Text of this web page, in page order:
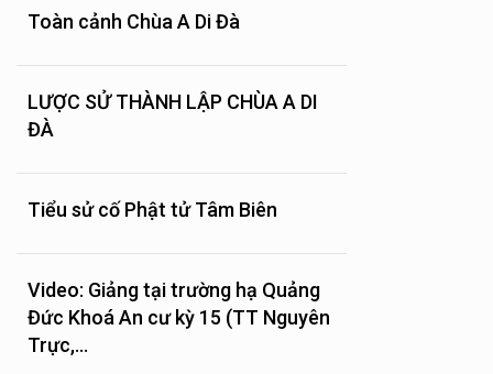
Toàn cảnh Chùa A Di Đà
LƯỢC SỬ THÀNH LẬP CHÙA A DI
ĐÀ
Tiểu sử cố Phật tử Tâm Biên
Video: Giảng tại trường hạ Quảng
Đức Khoá An cư kỳ 15 (TT Nguyên
Trực,...